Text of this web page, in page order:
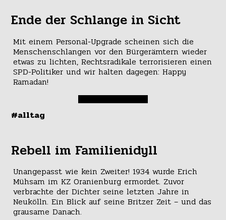
Ende der Schlange in Sicht
Mit einem Personal-Upgrade scheinen sich die
Menschenschlangen vor den Bürgerämtern wieder
etwas zu lichten, Rechtsradikale terrorisieren einen
SPD-Politiker und wir halten dagegen: Happy
Ramadan!
#alltag
Rebell im Familienidyll
Unangepasst wie kein Zweiter! 1934 wurde Erich
Mühsam im KZ Oranienburg ermordet. Zuvor
verbrachte der Dichter seine letzten Jahre in
Neukölln. Ein Blick auf seine Britzer Zeit – und das
grausame Danach.